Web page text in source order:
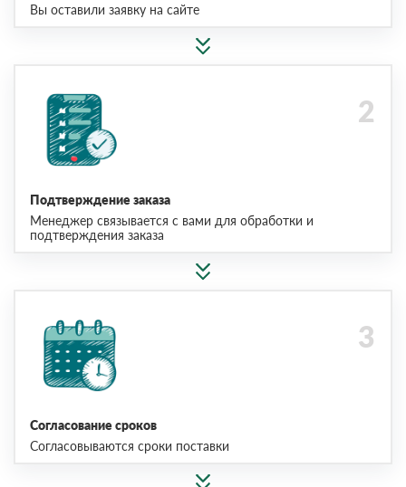
Вы оставили заявку на сайте
Подтверждение заказа
Менеджер связывается с вами для обработки и
подтверждения заказа
Согласование сроков
Согласовываются сроки поставки